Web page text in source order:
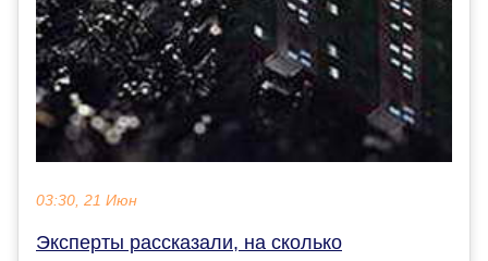
03:30, 21 Июн
Эксперты рассказали, на сколько